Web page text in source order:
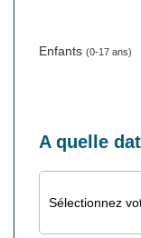
Enfants (0-17 ans)
A quelle
Sélectionnez